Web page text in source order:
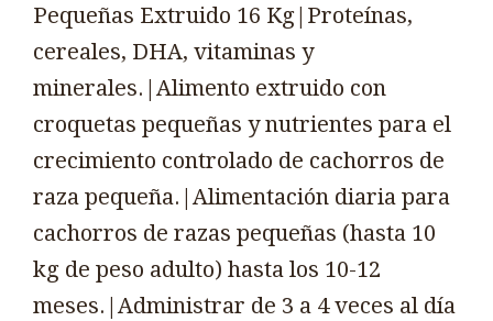
Pequeñas Extruido 16 Kg|Proteínas,
cereales, DHA, vitaminas y
minerales.|Alimento extruido con
croquetas pequeñas y nutrientes para el
crecimiento controlado de cachorros de
raza pequeña.|Alimentación diaria para
cachorros de razas pequeñas (hasta 10
kg de peso adulto) hasta los 10-12
meses.|Administrar de 3 a 4 veces al día